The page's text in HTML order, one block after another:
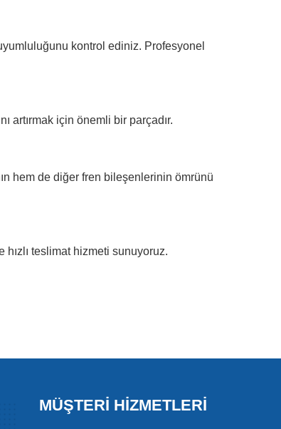
kontrol ediniz. Profesyonel
artırmak için önemli bir parçadır.
hem de diğer fren bileşenlerinin ömrünü
teslimat hizmeti sunuyoruz.
MÜŞTERİ HİZMETLERİ